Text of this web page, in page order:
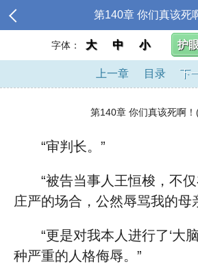
第140章 你们真该死
字体： 大 中 小 护
上一章 目录 下
第140章 你们真该死啊！
“审判长。”
“被告当事人王恒梭，不
庄严的场合，公然辱骂我的母
“更是对我本人进行了‘大
种严重的人格侮辱。”